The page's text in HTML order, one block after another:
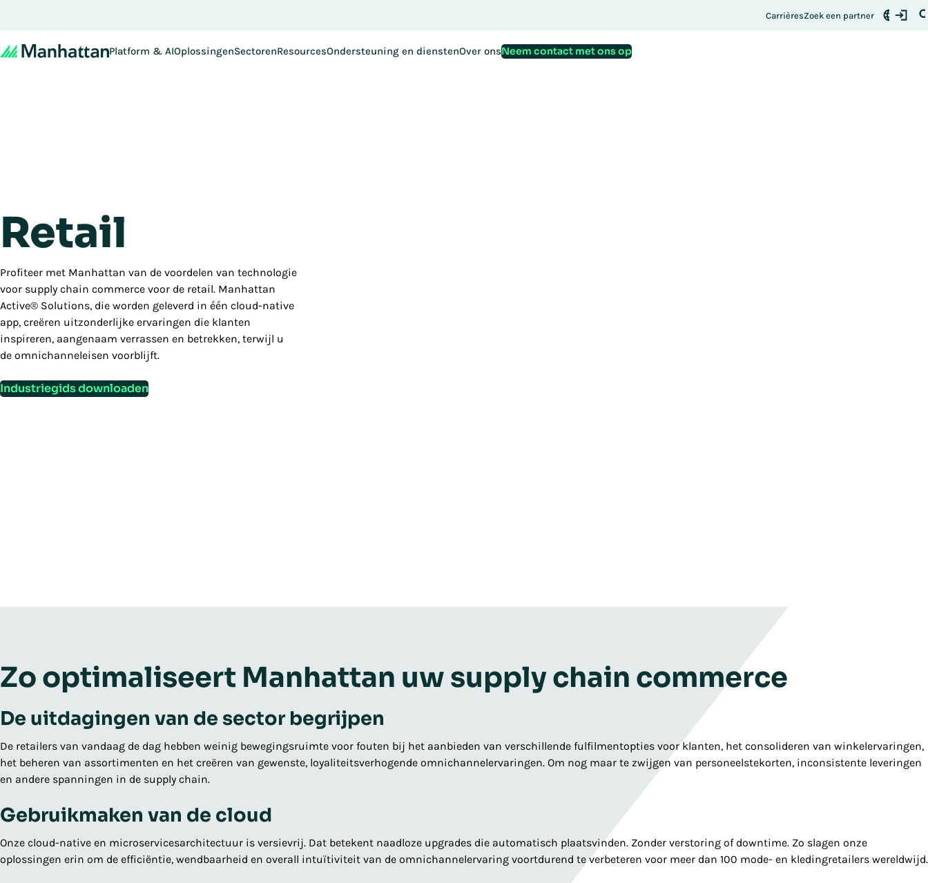
CarrièresZoek een partner
Platform & AIOplossingenSectorenResourcesOndersteuning en dienstenOver onsNeem contact met ons op
Retail
Profiteer met Manhattan van de voordelen van technologie
voor supply chain commerce voor de retail. Manhattan
Active® Solutions, die worden geleverd in één cloud-native
app, creëren uitzonderlijke ervaringen die klanten
inspireren, aangenaam verrassen en betrekken, terwijl u
de omnichanneleisen voorblijft.
Industriegids downloaden
Zo optimaliseert Manhattan uw supply chain commerce
De uitdagingen van de sector begrijpen
De retailers van vandaag de dag hebben weinig bewegingsruimte voor fouten bij het aanbieden van verschillende fulfilmentopties voor klanten, het consolideren van winkelervaringen,
het beheren van assortimenten en het creëren van gewenste, loyaliteitsverhogende omnichannelervaringen. Om nog maar te zwijgen van personeelstekorten, inconsistente leveringen
en andere spanningen in de supply chain.
Gebruikmaken van de cloud
Onze cloud-native en microservicesarchitectuur is versievrij. Dat betekent naadloze upgrades die automatisch plaatsvinden. Zonder verstoring of downtime. Zo slagen onze
oplossingen erin om de efficiëntie, wendbaarheid en overall intuïtiviteit van de omnichannelervaring voortdurend te verbeteren voor meer dan 100 mode- en kledingretailers wereldwijd.